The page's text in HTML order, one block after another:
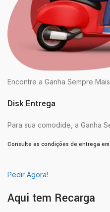
Encontre a Ganha Sempre
Disk Entrega
Para sua comodide, a Ganha
Consulte as condições de entrega
Pedir Agora!
Aqui tem Recarga